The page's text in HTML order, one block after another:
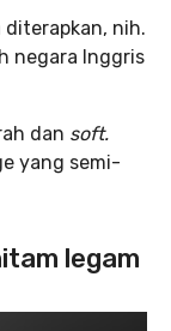
diterapkan, nih.
negara Inggris
dan soft.
yang semi-
legam